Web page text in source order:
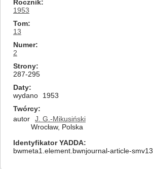
Rocznik
1953
Tom
13
Numer
2
Strony
287-295
Daty
wydano
1953
Twórcy
autor
J. G.-Mikusiński
Wrocław, Polska
Identyfikator YADDA
bwmeta1.element.bwnjournal-article-